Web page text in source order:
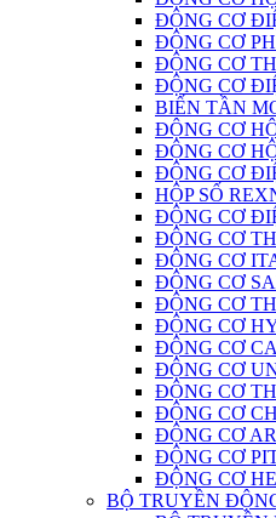
ĐỘNG CƠ
ĐỘNG CƠ
ĐỘNG CƠ
ĐỘNG CƠ
BIẾN TẦN
ĐỘNG CƠ
ĐỘNG CƠ
ĐỘNG CƠ
HỘP SỐ
ĐỘNG CƠ
ĐỘNG CƠ
ĐỘNG CƠ
ĐỘNG CƠ
ĐỘNG CƠ
ĐỘNG CƠ
ĐỘNG CƠ
ĐỘNG CƠ
ĐỘNG CƠ
ĐỘNG CƠ
ĐỘNG CƠ
ĐỘNG CƠ
ĐỘNG CƠ
BỘ TRUYỀN